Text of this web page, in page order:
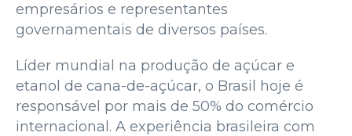
empresários e representantes
governamentais de diversos países.
Líder mundial na produção de açúcar e
etanol de cana-de-açúcar, o Brasil hoje é
responsável por mais de 50% do comércio
internacional. A experiência brasileira com